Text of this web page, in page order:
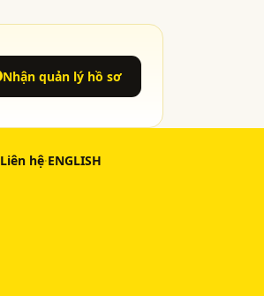
Nhận quản lý hồ sơ
Liên hệ·ENGLISH